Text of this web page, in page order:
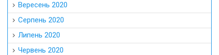
Вересень 2020
Серпень 2020
Липень 2020
Червень 2020